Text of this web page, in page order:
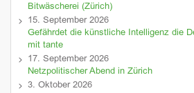
Bitwäscherei (Zürich)
15. September 2026
Gefährdet die künstliche Intelligenz die
mit tante
17. September 2026
Netzpolitischer Abend in Zürich
3. Oktober 2026